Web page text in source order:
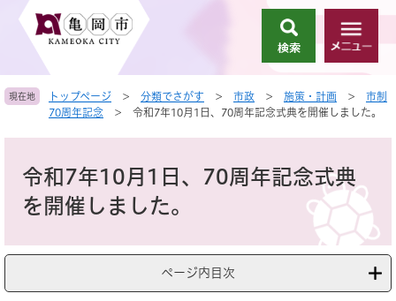
頭
す
飛
し
索
メ
ニ
ー
現在地 トップページ > 分類でさがす > 市政 > 施策・計画 >
市制
70周年記念
> 令和7年10月1日、70周年記念式典を開催しました。
令和7年10月1日、70周年記念式典
を開催しました。
ページ内目次